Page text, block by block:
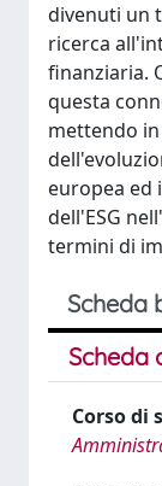
divenuti un
ricerca
finanziaria.
questa
mettendo in
europea ed
dell'ESG
termini di
Scheda
Scheda
Corso di